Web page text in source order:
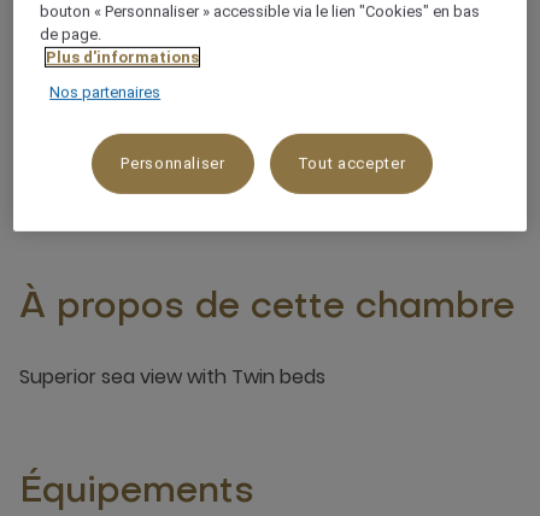
34 m²
Vue sur l'océan/la mer
3 x
À propos de cette chambre
Superior sea view with Twin beds
Équipements
bouton « Personnaliser » accessible via le lien "Cookies" en bas
de page.
Plus d'informations
Nos partenaires
Personnaliser Tout accepter